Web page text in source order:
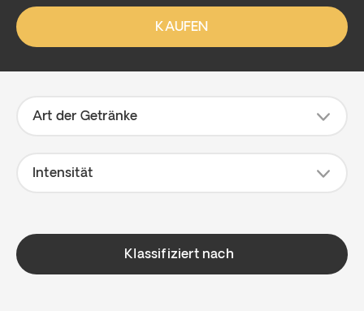
KAUFEN
Art der Getränke
Intensität
Klassifiziert nach
27